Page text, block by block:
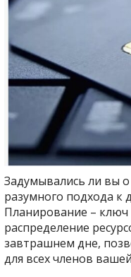
Задумывались ли вы
разумного подхода к
Планирование – ключ
распределение
завтрашнем дне,
для всех членов